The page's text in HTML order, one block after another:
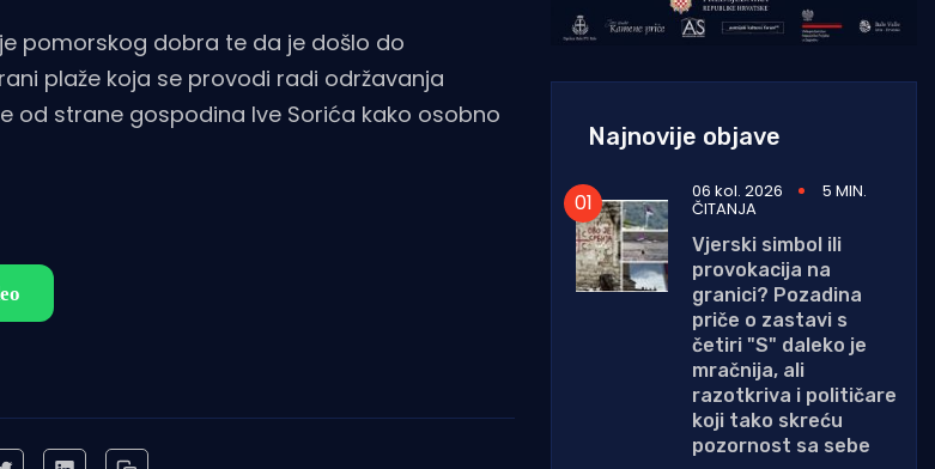
pomorskog dobra te da je došlo do
plaže koja se provodi radi održavanja
od strane gospodina Ive Sorića kako osobno
Najnovije objave
06 kol. 2026 5 MIN.
ČITANJA
Vjerski simbol ili
provokacija na
granici? Pozadina
priče o zastavi s
četiri "S" daleko je
mračnija, ali
razotkriva i političare
koji tako skreću
pozornost sa sebe